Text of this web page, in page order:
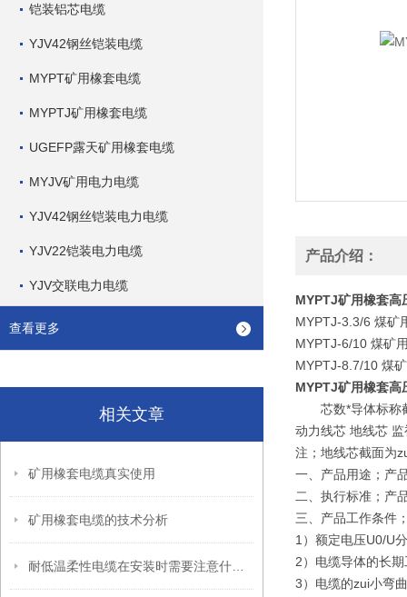
铠装铝芯电缆
YJV42钢丝铠装电缆
MYPT矿用橡套电缆
MYPTJ矿用橡套电缆
UGEFP露天矿用橡套电缆
MYJV矿用电力电缆
YJV42钢丝铠装电力电缆
YJV22铠装电力电缆
YJV交联电力电缆
查看更多
相关文章
矿用橡套电缆真实使用
矿用橡套电缆的技术分析
产品介绍：
MYPTJ矿用橡套高
MYPTJ-3.3/6 煤矿
MYPTJ-6/10 煤矿
MYPTJ-8.7/10 煤
MYPTJ矿用橡套高
芯数*导体标
动力线芯 地线芯
注；地线芯截面为
一、产品用途；产
二、执行标准；产
三、 产品工作条件
1）额定电压U0/U
2）电缆导体的长
3）电缆的zui小弯